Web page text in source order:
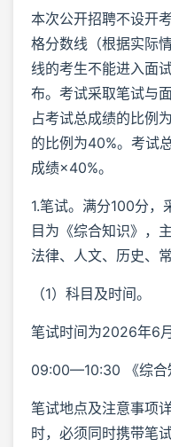
本次公开招聘不设开
格分数线（根据实际
线的考生不能进入面
布。考试采取笔试与
占考试总成绩的比例
的比例为40%。考试
成绩×40%。
1.笔试。满分100分
目为《综合知识》，
法律、人文、历史、常
（1）科目及时间。
笔试时间为2026年6
09:00—10:30 《综合
笔试地点及注意事项
时，必须同时携带笔